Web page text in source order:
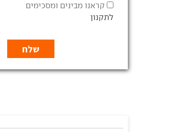
קראנו מבינים ומסכימים
לתקנון